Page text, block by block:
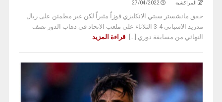
المراكشية 27/04/2022
حقق مانشستر سيتي الانكليزي فوزاً مثيراً لكن غير مطمئن على ريال
مدريد الاسباني 4-3 الثلاثاء على ملعب الاتحاد في ذهاب الدور نصف
النهائي من مسابقة دوري [...]
قراءة المزيد